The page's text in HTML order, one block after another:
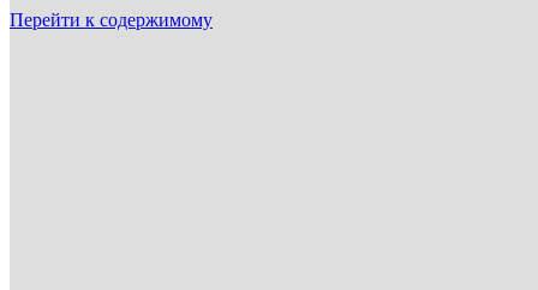
Перейти к содержимому